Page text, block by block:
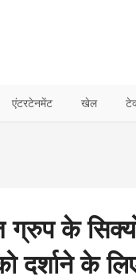
एंटरटेनमेंट खेल
ग्रुप के
दर्शाने के